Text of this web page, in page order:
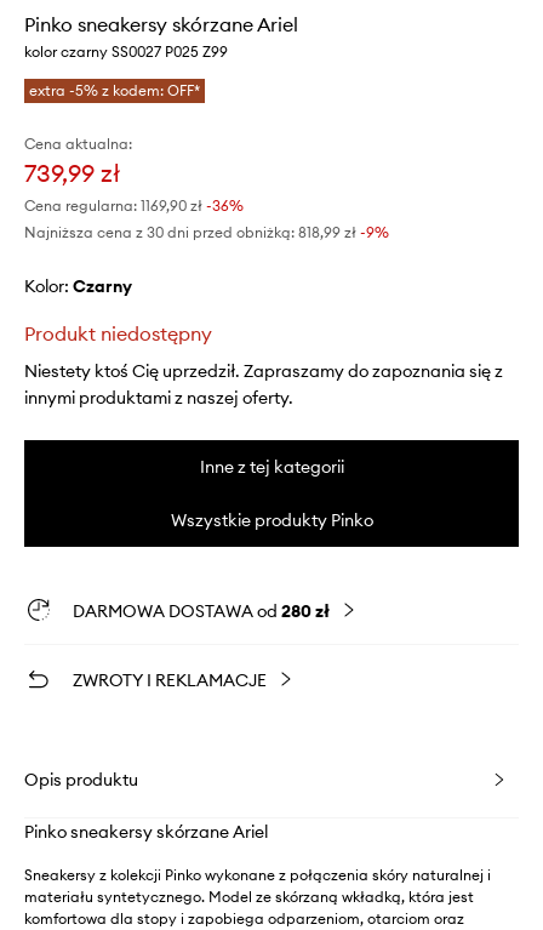
Pinko sneakersy skórzane Ariel
kolor czarny SS0027 P025 Z99
extra -5% z kodem: OFF*
Cena aktualna:
739,99 zł
Cena regularna: 1169,90 zł -36%
Najniższa cena z 30 dni przed obniżką: 818,99 zł -9%
Kolor: czarny
Produkt niedostępny
Niestety ktoś Cię uprzedził. Zapraszamy do zapoznania się z
innymi produktami z naszej oferty.
Inne z tej kategorii
Wszystkie produkty Pinko
DARMOWA DOSTAWA od 280 zł
ZWROTY I REKLAMACJE
Opis produktu
Pinko sneakersy skórzane Ariel
Sneakersy z kolekcji Pinko wykonane z połączenia skóry naturalnej i
materiału syntetycznego. Model ze skórzaną wkładką, która jest
komfortowa dla stopy i zapobiega odparzeniom, otarciom oraz